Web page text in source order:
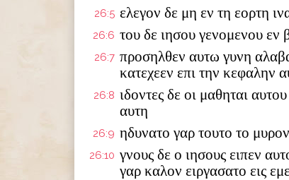
26:5 ελεγον δε μη εν τη εορτη
26:6 του δε ιησου γενομενου εν
26:7 προσηλθεν αυτω γυνη
κατεχεεν επι την κεφαλην
26:8 ιδοντες δε οι μαθηται
αυτη
26:9 ηδυνατο γαρ τουτο το
26:10 γνους δε ο ιησους ειπεν
γαρ καλον ειργασατο εις